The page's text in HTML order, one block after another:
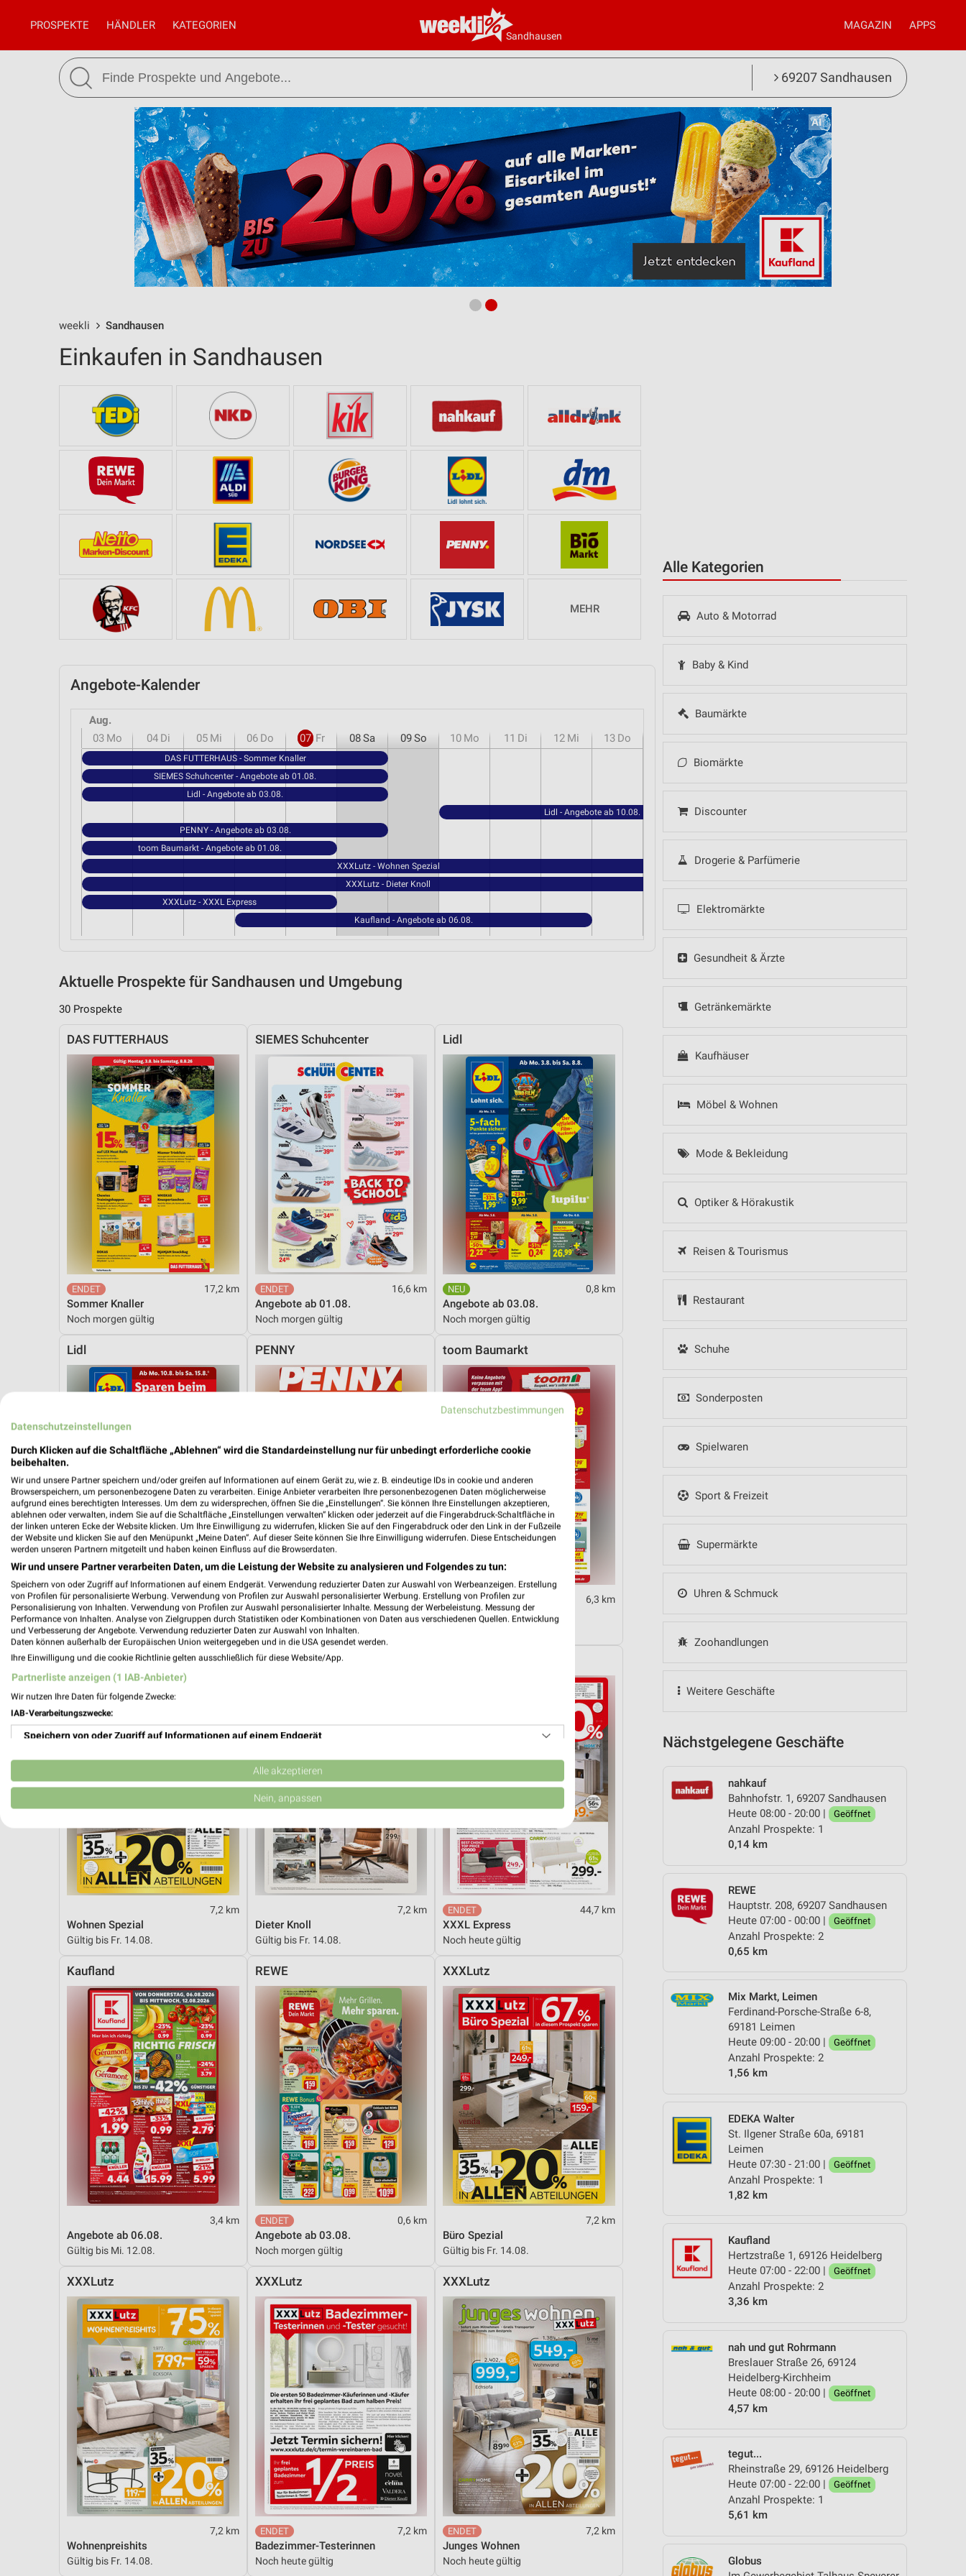
Sandhausen
PROSPEKTE HÄNDLER KATEGORIEN MAGAZIN APPS
69207 Sandhausen
weekli Sandhausen
Alle Kategorien
Auto & Motorrad
Baby & Kind
Baumärkte
Biomärkte
Discounter
Drogerie & Parfümerie
Elektromärkte
Gesundheit & Ärzte
Getränkemärkte
Kaufhäuser
Möbel & Wohnen
Mode & Bekleidung
Optiker & Hörakustik
Reisen & Tourismus
Restaurant
Schuhe
Sonderposten
Spielwaren
Sport & Freizeit
Supermärkte
Uhren & Schmuck
Zoohandlungen
Weitere Geschäfte
Nächstgelegene Geschäfte
nahkauf
Bahnhofstr. 1, 69207 Sandhausen
Heute 08:00 - 20:00 |
Geöffnet
Anzahl Prospekte: 1
0,14 km
REWE
Hauptstr. 208, 69207 Sandhausen
Heute 07:00 - 00:00 |
Geöffnet
Anzahl Prospekte: 2
0,65 km
Mix Markt, Leimen
Ferdinand-Porsche-Straße 6-8,
69181 Leimen
Heute 09:00 - 20:00 |
Geöffnet
Anzahl Prospekte: 2
1,56 km
EDEKA Walter
St. Ilgener Straße 60a, 69181
Leimen
Heute 07:30 - 21:00 |
Geöffnet
Anzahl Prospekte: 1
1,82 km
Kaufland
Hertzstraße 1, 69126 Heidelberg
Heute 07:00 - 22:00 |
Geöffnet
Anzahl Prospekte: 2
3,36 km
nah und gut Rohrmann
Breslauer Straße 26, 69124
Heidelberg-Kirchheim
Heute 08:00 - 20:00 |
Geöffnet
4,57 km
tegut...
Rheinstraße 29, 69126 Heidelberg
Heute 07:00 - 22:00 |
Geöffnet
Anzahl Prospekte: 1
5,61 km
Globus
Einkaufen in Sandhausen
MEHR
Angebote-Kalender
Aug.
03 Mo 04 Di 05 Mi 06 Do 07 Fr 08Sa 09So 10 Mo 11 Di 12 Mi 13 Do
DAS FUTTERHAUS - Sommer Knaller
SIEMES Schuhcenter - Angebote ab 01.08.
Lidl - Angebote ab 03.08.
Lidl - Angebote ab 10.08.
PENNY - Angebote ab 03.08.
toom Baumarkt - Angebote ab 01.08.
XXXLutz - Wohnen Spezial
XXXLutz - Dieter Knoll
XXXLutz - XXXL Express
Kaufland - Angebote ab 06.08.
Aktuelle Prospekte für Sandhausen und Umgebung
30 Prospekte
DAS FUTTERHAUS
17,2 km
Sommer Knaller
Noch morgen gültig
SIEMES Schuhcenter
16,6 km
Angebote ab 01.08.
Noch morgen gültig
Lidl
0,8 km
Angebote ab 03.08.
Noch morgen gültig
Lidl
0,8 km
Angebote ab 10.08.
Gültig ab Mo. 10.08.
PENNY
2 km
Angebote ab 03.08.
Noch morgen gültig
toom Baumarkt
6,3 km
Angebote ab 01.08.
XXXLutz
7,2 km
Wohnen Spezial
Gültig bis Fr. 14.08.
XXXLutz
7,2 km
Dieter Knoll
Gültig bis Fr. 14.08.
44,7 km
XXXL Express
Noch heute gültig
Kaufland
3,4 km
Angebote ab 06.08.
Gültig bis Mi. 12.08.
REWE
0,6 km
Angebote ab 03.08.
Noch morgen gültig
XXXLutz
7,2 km
Büro Spezial
Gültig bis Fr. 14.08.
XXXLutz
7,2 km
Wohnenpreishits
Gültig bis Fr. 14.08.
XXXLutz
7,2 km
Badezimmer-Testerinnen
Noch heute gültig
XXXLutz
7,2 km
Junges Wohnen
Noch heute gültig
Datenschutzbestimmungen
Datenschutzeinstellungen
Durch Klicken auf die Schaltfläche „Ablehnen“ wird die Standardeinstellung nur für unbedingt erforderliche cookie
beibehalten.
Wir und unsere Partner speichern und/oder greifen auf Informationen auf einem Gerät zu, wie z. B. eindeutige IDs in cookie und anderen
Browserspeichern, um personenbezogene Daten zu verarbeiten. Einige Anbieter verarbeiten Ihre personenbezogenen Daten möglicherweise
aufgrund eines berechtigten Interesses. Um dem zu widersprechen, öffnen Sie die „Einstellungen“. Sie können Ihre Einstellungen akzeptieren,
ablehnen oder verwalten, indem Sie auf die Schaltfläche „Einstellungen verwalten“ klicken oder jederzeit auf die Fingerabdruck-Schaltfläche in
der linken unteren Ecke der Website klicken. Um Ihre Einwilligung zu widerrufen, klicken Sie auf den Fingerabdruck oder den Link in der Fußzeile
der Website und klicken Sie auf den Menüpunkt „Meine Daten“. Auf dieser Seite können Sie Ihre Einwilligung widerrufen. Diese Entscheidungen
werden unseren Partnern mitgeteilt und haben keinen Einfluss auf die Browserdaten.
Wir und unsere Partner verarbeiten Daten, um die Leistung der Website zu analysieren und Folgendes zu tun:
Speichern von oder Zugriff auf Informationen auf einem Endgerät. Verwendung reduzierter Daten zur Auswahl von Werbeanzeigen. Erstellung
von Profilen für personalisierte Werbung. Verwendung von Profilen zur Auswahl personalisierter Werbung. Erstellung von Profilen zur
Personalisierung von Inhalten. Verwendung von Profilen zur Auswahl personalisierter Inhalte. Messung der Werbeleistung. Messung der
Performance von Inhalten. Analyse von Zielgruppen durch Statistiken oder Kombinationen von Daten aus verschiedenen Quellen. Entwicklung
und Verbesserung der Angebote. Verwendung reduzierter Daten zur Auswahl von Inhalten.
Daten können außerhalb der Europäischen Union weitergegeben und in die USA gesendet werden.
Ihre Einwilligung und die cookie Richtlinie gelten ausschließlich für diese Website/App.
Partnerliste anzeigen (1 IAB-Anbieter)
Wir nutzen Ihre Daten für folgende Zwecke:
IAB-Verarbeitungszwecke:
Speichern von oder Zugriff auf Informationen auf einem Endgerät
Verwendung reduzierter Daten zur Auswahl von Werbeanzeigen
Erstellung von Profilen für personalisierte Werbung
Erstellung von Profilen zur Personalisierung von Inhalten
Verwendung von Profilen zur Auswahl personalisierter Inhalte
Messung der Performance von Inhalten
Analyse von Zielgruppen durch Statistiken oder Kombinationen von Daten aus verschiedenen
Entwicklung und Verbesserung der Angebote
Verwendung reduzierter Daten zur Auswahl von Inhalten
Verwendung genauer Standortdaten
Geräte anhand von aktiv angeforderten Informationen identifizieren
Nicht-IAB-Verarbeitungszwecke:
Alle akzeptieren
Nein, anpassen